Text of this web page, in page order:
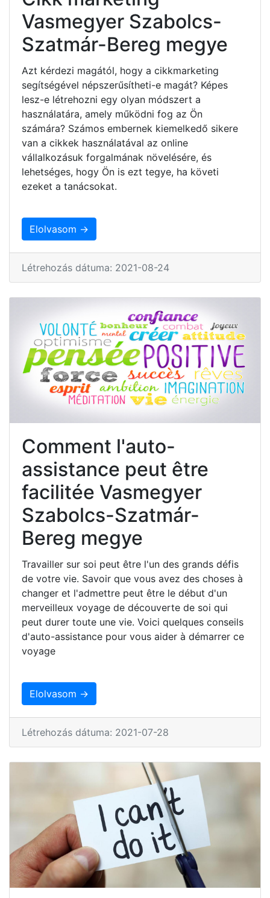
Vasmegyer Szabolcs-
Szatmár-Bereg megye
Azt kérdezi magától, hogy a cikkmarketing
segítségével népszerűsítheti-e magát? Képes
lesz-e létrehozni egy olyan módszert a
használatára, amely működni fog az Ön
számára? Számos embernek kiemelkedő sikere
van a cikkek használatával az online
vállalkozásuk forgalmának növelésére, és
lehetséges, hogy Ön is ezt tegye, ha követi
ezeket a tanácsokat.
Elolvasom →
Létrehozás dátuma: 2021-08-24
Comment l'auto-
assistance peut être
facilitée Vasmegyer
Szabolcs-Szatmár-
Bereg megye
Travailler sur soi peut être l'un des grands défis
de votre vie. Savoir que vous avez des choses à
changer et l'admettre peut être le début d'un
merveilleux voyage de découverte de soi qui
peut durer toute une vie. Voici quelques conseils
d'auto-assistance pour vous aider à démarrer ce
voyage
Elolvasom →
Létrehozás dátuma: 2021-07-28